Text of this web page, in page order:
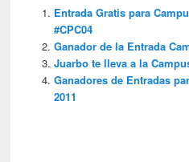
Entrada Gratis para
#CPC04
Ganador de la Entrada
Juarbo te lleva a la
Ganadores de Entradas
2011